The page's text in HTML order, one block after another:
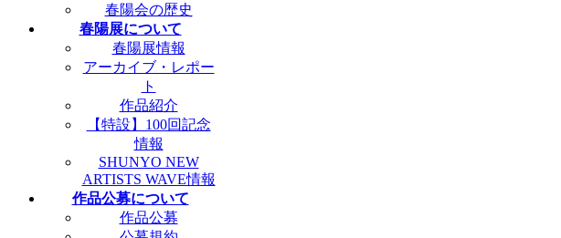
春陽会の歴史
春陽展について
春陽展情報
アーカイブ・レポー
ト
作品紹介
【特設】100回記念
情報
SHUNYO NEW
ARTISTS WAVE情報
作品公募について
作品公募